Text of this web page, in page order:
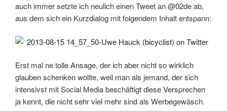
auch immer setzte ich neulich einen Tweet an @02de ab,
aus dem sich ein Kurzdialog mit folgendem Inhalt entspann:
Erst mal ne tolle Ansage, der ich aber nicht so wirklich
glauben schenken wollte, weil man als jemand, der sich
intensivst mit Social Media beschäftigt diese Versprechen
ja kennt, die nicht sehr viel mehr sind als Werbegewäsch.